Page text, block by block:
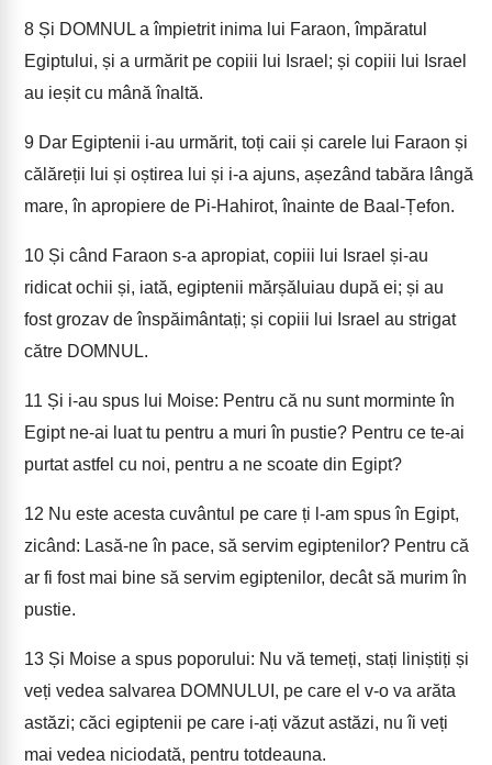
8 Și DOMNUL a împietrit inima lui Faraon, împăratul
Egiptului, și a urmărit pe copiii lui Israel; și copiii lui Israel
au ieșit cu mână înaltă.
9 Dar Egiptenii i-au urmărit, toți caii și carele lui Faraon și
călăreții lui și oștirea lui și i-a ajuns, așezând tabăra lângă
mare, în apropiere de Pi-Hahirot, înainte de Baal-Țefon.
10 Și când Faraon s-a apropiat, copiii lui Israel și-au
ridicat ochii și, iată, egiptenii mărșăluiau după ei; și au
fost grozav de înspăimântați; și copiii lui Israel au strigat
către DOMNUL.
11 Și i-au spus lui Moise: Pentru că nu sunt morminte în
Egipt ne-ai luat tu pentru a muri în pustie? Pentru ce te-ai
purtat astfel cu noi, pentru a ne scoate din Egipt?
12 Nu este acesta cuvântul pe care ți l-am spus în Egipt,
zicând: Lasă-ne în pace, să servim egiptenilor? Pentru că
ar fi fost mai bine să servim egiptenilor, decât să murim în
pustie.
13 Și Moise a spus poporului: Nu vă temeți, stați liniștiți și
veți vedea salvarea DOMNULUI, pe care el v-o va arăta
astăzi; căci egiptenii pe care i-ați văzut astăzi, nu îi veți
mai vedea niciodată, pentru totdeauna.